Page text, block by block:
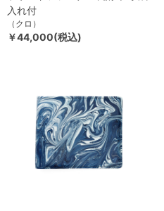
入れ付
（クロ）
￥44,000(税込)